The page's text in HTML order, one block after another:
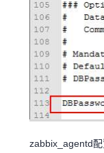
zabbix_agentd